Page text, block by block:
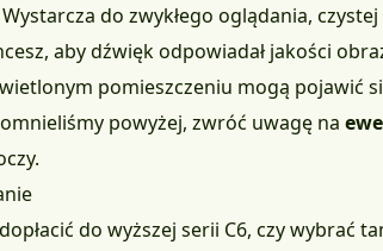
do zwykłego oglądania,
aby dźwięk odpowiadał jakości
pomieszczeniu mogą pojawić
powyżej, zwróć uwagę na
do wyższej serii C6, czy wybrać